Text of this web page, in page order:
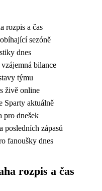
rozpis a čas
sezóně
dnes
bilance
týmu
živě online
Sparty aktuálně
pro dnešek
posledních zápasů
fanoušky dnes
rozpis a čas